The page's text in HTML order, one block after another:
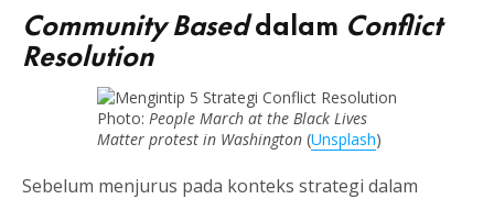
Community Baseddalam Conflict
Resolution
Photo: People March at the Black Lives
Matter protest in Washington (Unsplash)
Sebelum menjurus pada konteks strategi dalam